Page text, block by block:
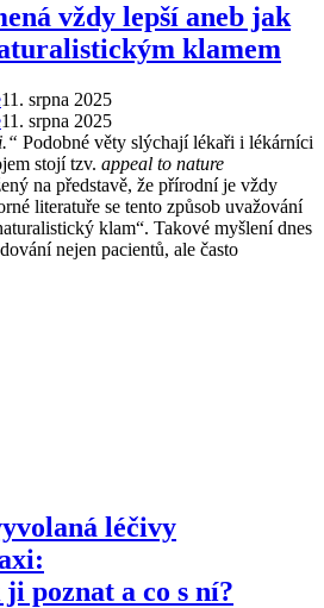
vždy lepší aneb jak
klamem
11. srpna 2025
11. srpna 2025
Podobné věty slýchají lékaři i lékárníci
stojí tzv. appeal to nature
na představě, že přírodní je vždy
literatuře se tento způsob uvažování
klam“. Takové myšlení dnes
nejen pacientů, ale často
léčivy
poznat a co s ní?